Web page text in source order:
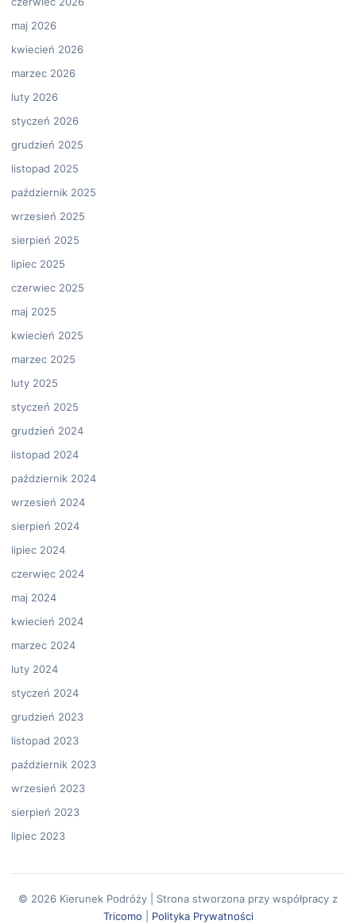
maj 2026
kwiecień 2026
marzec 2026
luty 2026
styczeń 2026
grudzień 2025
listopad 2025
październik 2025
wrzesień 2025
sierpień 2025
lipiec 2025
czerwiec 2025
maj 2025
kwiecień 2025
marzec 2025
luty 2025
styczeń 2025
grudzień 2024
listopad 2024
październik 2024
wrzesień 2024
sierpień 2024
lipiec 2024
czerwiec 2024
maj 2024
kwiecień 2024
marzec 2024
luty 2024
styczeń 2024
grudzień 2023
listopad 2023
październik 2023
wrzesień 2023
sierpień 2023
lipiec 2023
© 2026 Kierunek Podróży | Strona stworzona przy współpracy z
Tricomo
Polityka Prywatności